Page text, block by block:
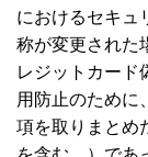
におけるセキュ
称が変更された
レジットカード
用防止のために
項を取りまとめ